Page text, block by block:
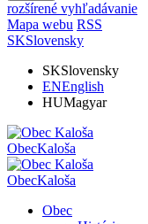
rozšírené vyhľadávanie
Mapa webu RSS
SKSlovensky
SKSlovensky
ENEnglish
HUMagyar
ObecKaloša
ObecKaloša
Obec